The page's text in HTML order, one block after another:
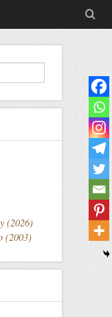
(2026)
(2003)